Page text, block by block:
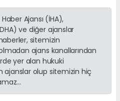
Ajansı (İHA),
ve diğer ajanslar
sitemizin
ajans kanallarından
yer alan hukuki
olup sitemizin hiç